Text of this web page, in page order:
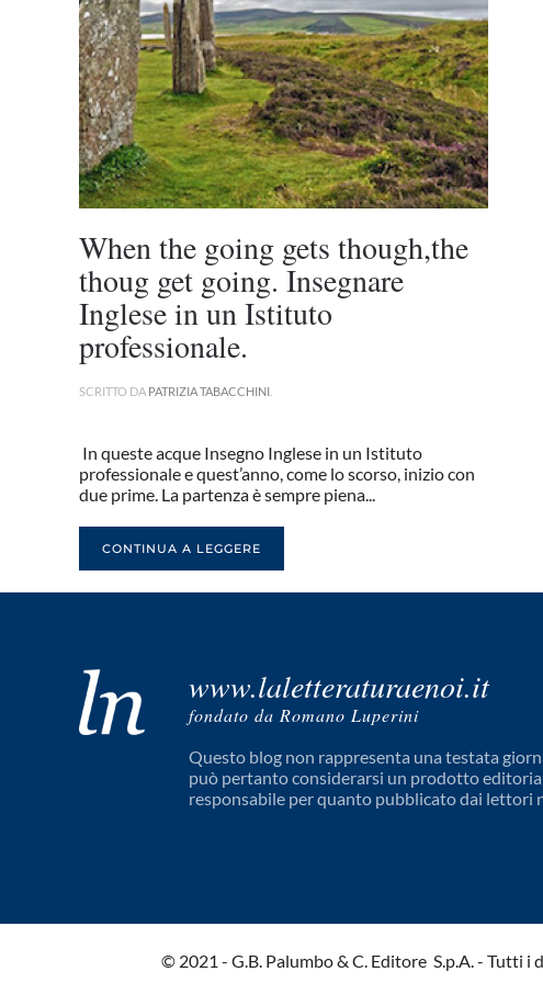
When the going gets though,the
thoug get going. Insegnare
Inglese in un Istituto
professionale.
SCRITTO DA PATRIZIA TABACCHINI
In queste acque Insegno Inglese in un Istituto
professionale e quest’anno, come lo scorso, inizio con
due prime. La partenza è sempre piena...
CONTINUA A LEGGERE
www.laletteraturaenoi.it
fondato da Romano Luperini
Questo blog non rappresenta una testata
può pertanto considerarsi un prodotto
responsabile per quanto pubblicato dai lettori
© 2021 - G.B. Palumbo & C. Editore S.p.A. - Tutti i